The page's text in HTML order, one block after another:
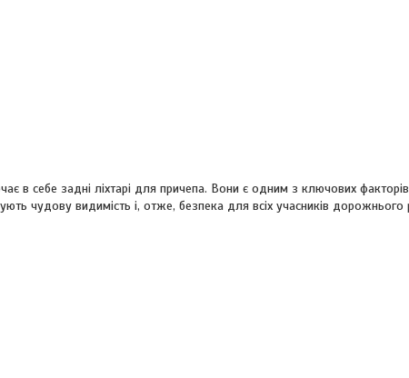
в себе задні ліхтарі для причепа. Вони є одним з ключових
чудову видимість і, отже, безпека для всіх учасників дорожнього